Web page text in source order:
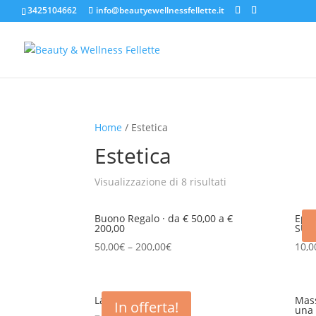
3425104662 info@beautyewellnessfellette.it
Home / Estetica
Estetica
Visualizzazione di 8 risultati
Buono Regalo · da € 50,00 a €
200,00
50,00€ –200,00€
In offerta!
Laminazione Ciglia
una